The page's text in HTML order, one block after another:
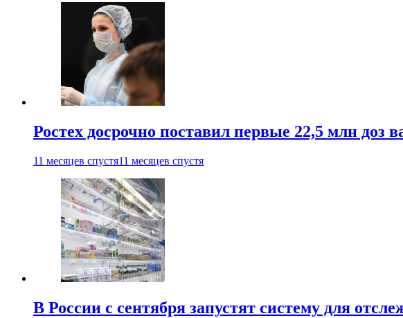
Ростех досрочно поставил первые 22,5 млн
11 месяцев спустя11 месяцев спустя
В России с сентября запустят систему для